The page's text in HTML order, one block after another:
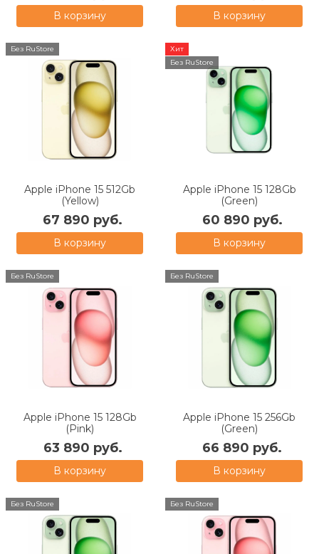
В корзину В корзину
Без RuStore
Apple iPhone 15 512Gb
(Yellow)
67 890 руб.
В корзину
Хит
Без RuStore
Apple iPhone 15 128Gb
(Green)
60 890 руб.
В корзину
Без RuStore
Apple iPhone 15 128Gb
(Pink)
63 890 руб.
В корзину
Без RuStore
Apple iPhone 15 256Gb
(Green)
66 890 руб.
В корзину
Без RuStore Без RuStore